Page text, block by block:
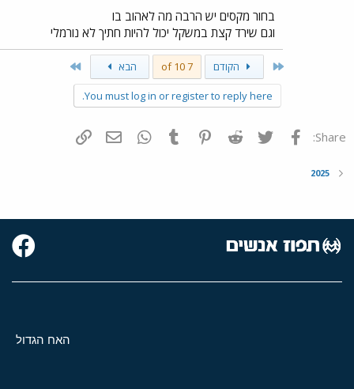
בחור מקסים יש הרבה מה לאהוב בו
וגם שירד קצת במשקל יכול להיות חתיך לא נורמלי
הקודם 7 of 10 הבא
You must log in or register to reply here.
Share: פייסבוק Twitter
Reddit
Pinterest
Tumblr
WhatsAppדואר אלקטרוני
2025
האח הגדול